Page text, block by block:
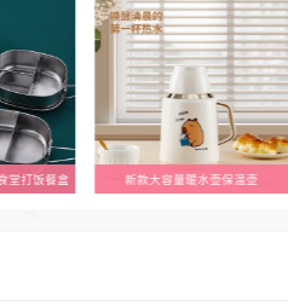
堂打饭餐盒 新款大容量暖水壶保温壶